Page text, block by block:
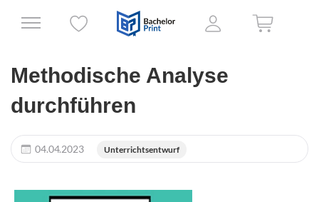
Methodische Analyse
durchführen
04.04.2023 Unterrichtsentwurf